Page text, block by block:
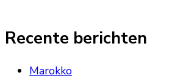
Recente berichten
Marokko